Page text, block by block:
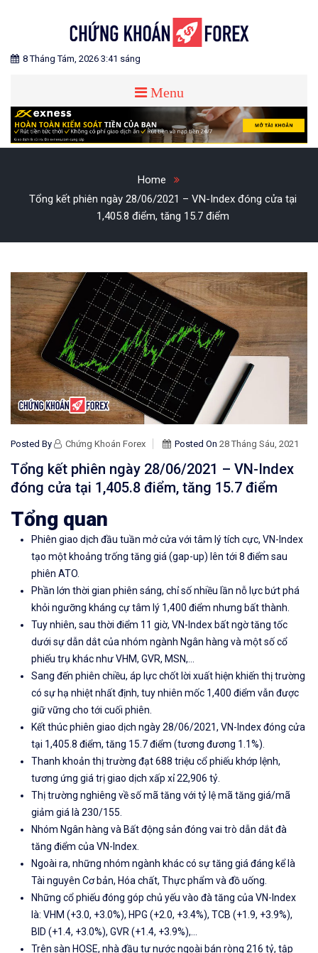
CHỨNG KHOÁN FOREX
Blog chia sẻ về Chứng Khoán và Forex
8 Tháng Tám, 2026 3:41 sáng
Menu
Home
Tổng kết phiên ngày 28/06/2021 – VN-Index đóng cửa tại
1,405.8 điểm, tăng 15.7 điểm
Posted By Chứng Khoán Forex Posted On 28 Tháng Sáu, 2021
Tổng kết phiên ngày 28/06/2021 – VN-Index
đóng cửa tại 1,405.8 điểm, tăng 15.7 điểm
Tổng quan
Phiên giao dịch đầu tuần mở cửa với tâm lý tích cực, VN-Index
tạo một khoảng trống tăng giá (gap-up) lên tới 8 điểm sau
phiên ATO.
Phần lớn thời gian phiên sáng, chỉ số nhiều lần nỗ lực bứt phá
khỏi ngưỡng kháng cự tâm lý 1,400 điểm nhưng bất thành.
Tuy nhiên, sau thời điểm 11 giờ, VN-Index bất ngờ tăng tốc
dưới sự dẫn dắt của nhóm ngành Ngân hàng và một số cổ
phiếu trụ khác như VHM, GVR, MSN,…
Sang đến phiên chiều, áp lực chốt lời xuất hiện khiến thị trường
có sự hạ nhiệt nhất định, tuy nhiên mốc 1,400 điểm vẫn được
giữ vững cho tới cuối phiên.
Kết thúc phiên giao dịch ngày 28/06/2021, VN-Index đóng cửa
tại 1,405.8 điểm, tăng 15.7 điểm (tương đương 1.1%).
Thanh khoản thị trường đạt 688 triệu cổ phiếu khớp lệnh,
tương ứng giá trị giao dịch xấp xỉ 22,906 tỷ.
Thị trường nghiêng về số mã tăng với tỷ lệ mã tăng giá/mã
giảm giá là 230/155.
Nhóm Ngân hàng và Bất động sản đóng vai trò dẫn dắt đà
tăng điểm của VN-Index.
Ngoài ra, những nhóm ngành khác có sự tăng giá đáng kể là
Tài nguyên Cơ bản, Hóa chất, Thực phẩm và đồ uống.
Những cổ phiếu đóng góp chủ yếu vào đà tăng của VN-Index
là: VHM (+3.0, +3.0%), HPG (+2.0, +3.4%), TCB (+1.9, +3.9%),
BID (+1.4, +3.0%), GVR (+1.4, +3.9%),…
Trên sàn HOSE, nhà đầu tư nước ngoài bán ròng 216 tỷ, tập